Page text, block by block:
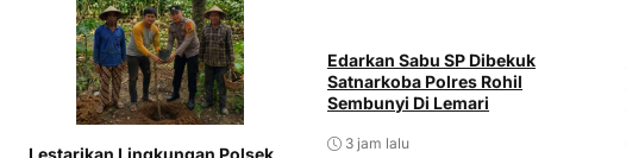
Edarkan Sabu SP Dibekuk
Satnarkoba Polres Rohil
Sembunyi Di Lemari
3 jam lalu